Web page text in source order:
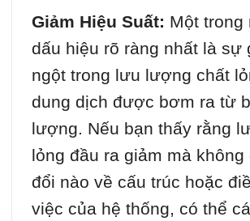
Giảm Hiệu Suất: Một trong
dấu hiệu rõ ràng nhất là sự
ngột trong lưu lượng chất
dung dịch được bơm ra từ
lượng. Nếu bạn thấy rằng
lỏng đầu ra giảm mà không
đổi nào về cấu trúc hoặc
việc của hệ thống, có thể